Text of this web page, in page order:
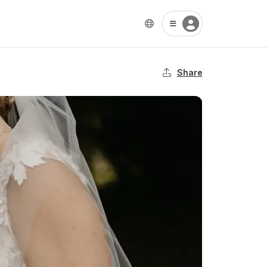
Share